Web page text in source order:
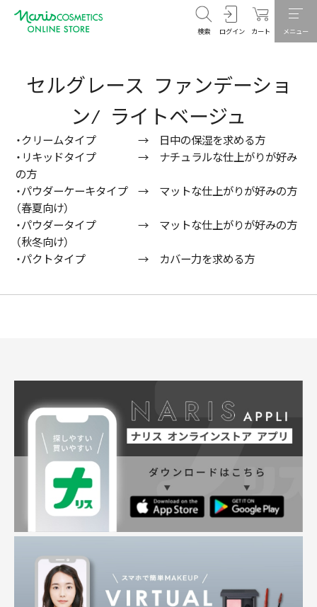
検索 ログイン カート メニュー
セルグレース ファンデーショ
ン/ ライトベージュ
・クリームタイプ → 日中の保湿を求める方
・リキッドタイプ → ナチュラルな仕上がりが好み
の方
・パウダーケーキタイプ → マットな仕上がりが好みの方
（春夏向け）
・パウダータイプ → マットな仕上がりが好みの方
（秋冬向け）
・パクトタイプ → カバー力を求める方